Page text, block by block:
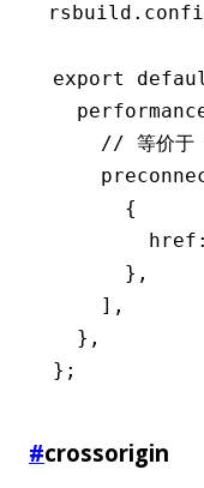
export
// 等价
      {
        href
:
      }
,
    ]
,
  }
,
};
#crossorigin